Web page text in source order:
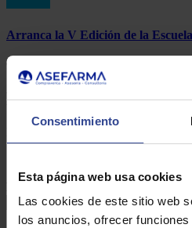
Consentimiento
Esta página web usa cookies
Las cookies de este sitio web
los anuncios, ofrecer
Arranca la V Edición de la
9 de marzo de 2015
Formulario de
Nombre:*